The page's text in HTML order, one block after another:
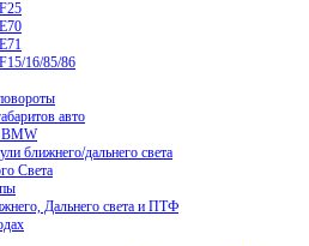
16/85/86
авто
ближнего/дальнего света
Света
Дальнего света и ПТФ